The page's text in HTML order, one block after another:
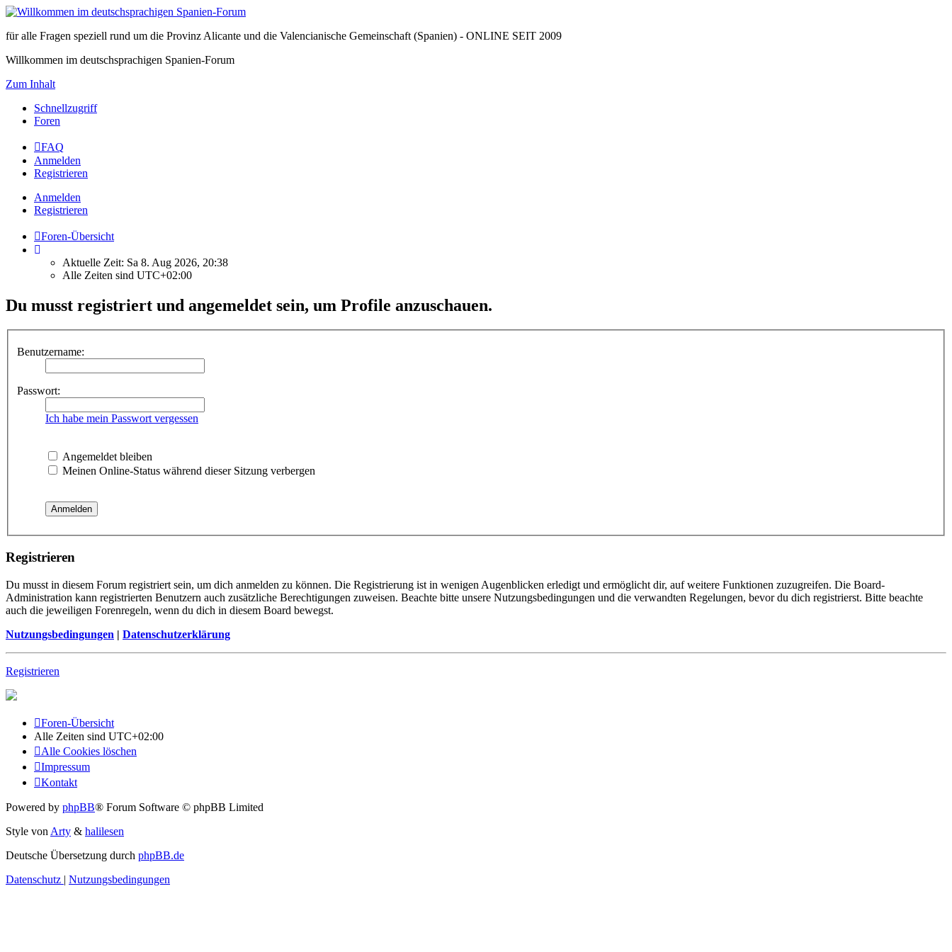
für alle Fragen speziell rund um die Provinz Alicante und die Valencianische Gemeinschaft (Spanien) - ONLINE SEIT 2009
Willkommen im deutschsprachigen Spanien-Forum
Zum Inhalt
Schnellzugriff
Foren
FAQ
Anmelden
Registrieren
Anmelden
Registrieren
Foren-Übersicht
Aktuelle Zeit: Sa 8. Aug 2026, 20:38
Alle Zeiten sind UTC+02:00
Du musst registriert und angemeldet sein, um Profile anzuschauen.
Benutzername:
Passwort:
Ich habe mein Passwort vergessen
Angemeldet bleiben
Meinen Online-Status während dieser Sitzung verbergen
Registrieren
Du musst in diesem Forum registriert sein, um dich anmelden zu können. Die Registrierung ist in wenigen Augenblicken erledigt und ermöglicht dir, auf weitere Funktionen zuzugreifen. Die Board-
Administration kann registrierten Benutzern auch zusätzliche Berechtigungen zuweisen. Beachte bitte unsere Nutzungsbedingungen und die verwandten Regelungen, bevor du dich registrierst. Bitte beachte
auch die jeweiligen Forenregeln, wenn du dich in diesem Board bewegst.
Nutzungsbedingungen | Datenschutzerklärung
Registrieren
Foren-Übersicht
Alle Zeiten sind UTC+02:00
Alle Cookies löschen
Impressum
Kontakt
Powered by phpBB® Forum Software © phpBB Limited
Style von Arty & halilesen
Deutsche Übersetzung durch phpBB.de
Datenschutz | Nutzungsbedingungen